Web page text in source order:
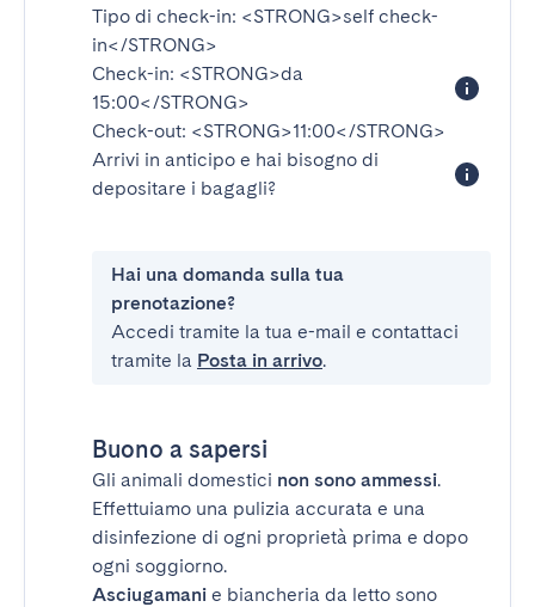
Tipo di check-in: <STRONG>self check-
in</STRONG>
Check-in: <STRONG>da
15:00</STRONG>
Check-out: <STRONG>11:00</STRONG>
Arrivi in anticipo e hai bisogno di
depositare i bagagli?
Hai una domanda sulla tua
prenotazione?
Accedi tramite la tua e-mail e contattaci
tramite la Posta in arrivo.
Buono a sapersi
Gli animali domestici non sono ammessi.
Effettuiamo una pulizia accurata e una
disinfezione di ogni proprietà prima e dopo
ogni soggiorno.
Asciugamani e biancheria da letto sono